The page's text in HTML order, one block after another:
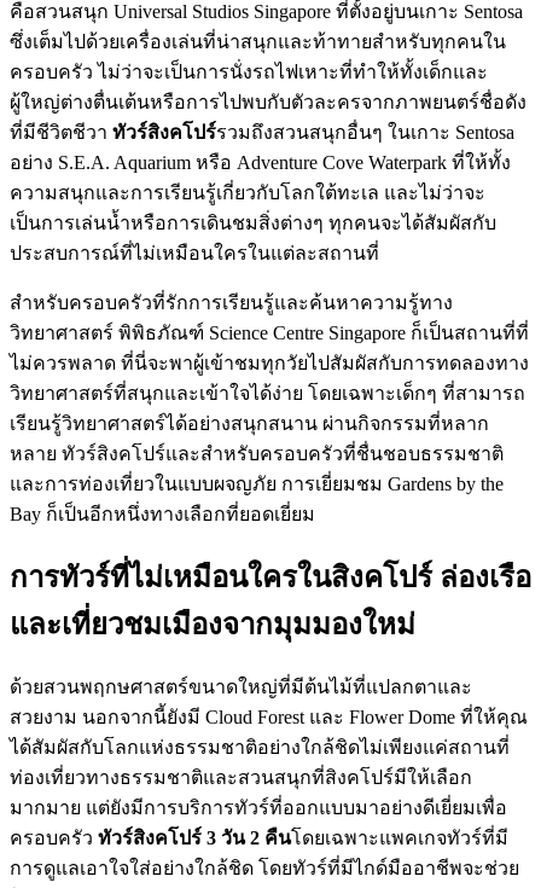
คือสวนสนุก Universal Studios Singapore ที่ตั้งอยู่บนเกาะ Sentosa
ซึ่งเต็มไปด้วยเครื่องเล่นที่น่าสนุกและท้าทายสำหรับทุกคนใน
ครอบครัว ไม่ว่าจะเป็นการนั่งรถไฟเหาะที่ทำให้ทั้งเด็กและ
ผู้ใหญ่ต่างตื่นเต้นหรือการไปพบกับตัวละครจากภาพยนตร์ชื่อดัง
ที่มีชีวิตชีวา ทัวร์สิงคโปร์รวมถึงสวนสนุกอื่นๆ ในเกาะ Sentosa
อย่าง S.E.A. Aquarium หรือ Adventure Cove Waterpark ที่ให้ทั้ง
ความสนุกและการเรียนรู้เกี่ยวกับโลกใต้ทะเล และไม่ว่าจะ
เป็นการเล่นน้ำหรือการเดินชมสิ่งต่างๆ ทุกคนจะได้สัมผัสกับ
ประสบการณ์ที่ไม่เหมือนใครในแต่ละสถานที่
สำหรับครอบครัวที่รักการเรียนรู้และค้นหาความรู้ทาง
วิทยาศาสตร์ พิพิธภัณฑ์ Science Centre Singapore ก็เป็นสถานที่ที่
ไม่ควรพลาด ที่นี่จะพาผู้เข้าชมทุกวัยไปสัมผัสกับการทดลองทาง
วิทยาศาสตร์ที่สนุกและเข้าใจได้ง่าย โดยเฉพาะเด็กๆ ที่สามารถ
เรียนรู้วิทยาศาสตร์ได้อย่างสนุกสนาน ผ่านกิจกรรมที่หลาก
หลาย ทัวร์สิงคโปร์และสำหรับครอบครัวที่ชื่นชอบธรรมชาติ
และการท่องเที่ยวในแบบผจญภัย การเยี่ยมชม Gardens by the
Bay ก็เป็นอีกหนึ่งทางเลือกที่ยอดเยี่ยม
การทัวร์ที่ไม่เหมือนใครในสิงคโปร์ ล่องเรือ
และเที่ยวชมเมืองจากมุมมองใหม่
ด้วยสวนพฤกษศาสตร์ขนาดใหญ่ที่มีต้นไม้ที่แปลกตาและ
สวยงาม นอกจากนี้ยังมี Cloud Forest และ Flower Dome ที่ให้คุณ
ได้สัมผัสกับโลกแห่งธรรมชาติอย่างใกล้ชิดไม่เพียงแค่สถานที่
ท่องเที่ยวทางธรรมชาติและสวนสนุกที่สิงคโปร์มีให้เลือก
มากมาย แต่ยังมีการบริการทัวร์ที่ออกแบบมาอย่างดีเยี่ยมเพื่อ
ครอบครัว ทัวร์สิงคโปร์ 3 วัน 2 คืนโดยเฉพาะแพคเกจทัวร์ที่มี
การดูแลเอาใจใส่อย่างใกล้ชิด โดยทัวร์ที่มีไกด์มืออาชีพจะช่วย